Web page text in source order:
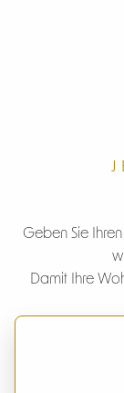
Geben Sie
Damit Ihre